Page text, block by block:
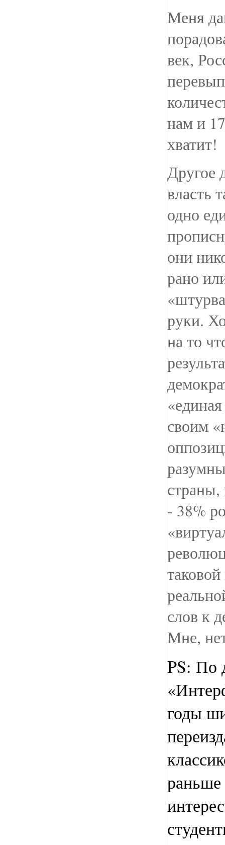
Меня
век,
нам и
хватит!
Другое
власть
одно
они
рано
руки.
на то
своим
страны,
- 38%
слов к
Мне,
PS: По
годы